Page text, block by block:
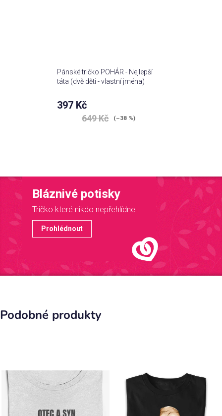
Pánské tričko POHÁR - Nejlepší
táta (dvě děti - vlastní jména)
397 Kč
649 Kč (–38 %)
Bláznivé potisky
Tričko které nikdo nepřehlídne
Prohlédnout
Podobné produkty